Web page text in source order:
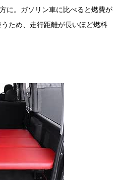
に。ガソリン車に比べると燃費が
ため、走行距離が長いほど燃料